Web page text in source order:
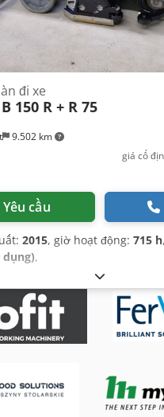
9.502 km
đi xe
B 150 R + R 75
giá cố
Yêu cầu
2015, giờ hoạt động: 715 h
,